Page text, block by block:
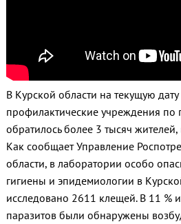
В Курской области на текущую
профилактические учреждения по
обратилось более 3 тысяч
Как сообщает Управление
области, в лаборатории особо
гигиены и эпидемиологии в
исследовано 2611 клещей. В 11 %
паразитов были обнаружены